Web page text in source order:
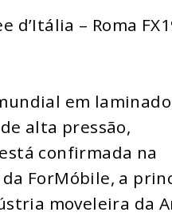
d’Itália – Roma
em
alta pressão,
confirmada na
ForMóbile, a
moveleira da